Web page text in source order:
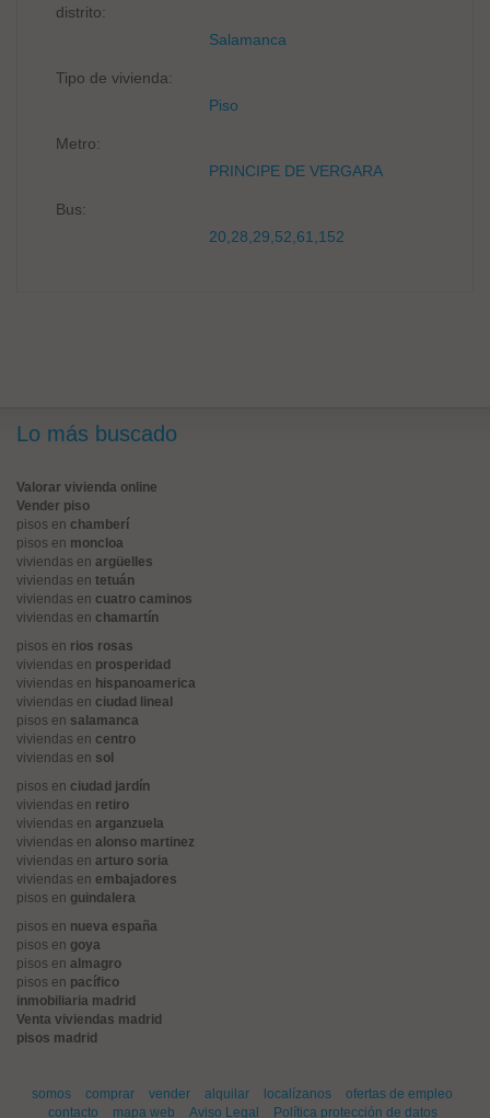
distrito:
Salamanca
Tipo de vivienda:
Piso
Metro:
PRINCIPE DE VERGARA
Bus:
20,28,29,52,61,152
Lo más buscado
Valorar vivienda online
Vender piso
pisos en chamberí
pisos en moncloa
viviendas en argüelles
viviendas en tetuán
viviendas en cuatro caminos
viviendas en chamartín
pisos en rios rosas
viviendas en prosperidad
viviendas en hispanoamerica
viviendas en ciudad lineal
pisos en salamanca
viviendas en centro
viviendas en sol
pisos en ciudad jardín
viviendas en retiro
viviendas en arganzuela
viviendas en alonso martinez
viviendas en arturo soria
viviendas en embajadores
pisos en guindalera
pisos en nueva españa
pisos en goya
pisos en almagro
pisos en pacífico
inmobiliaria madrid
Venta viviendas madrid
pisos madrid
somos comprar vender alquilar localízanos
ofertas de empleo
contacto
mapa web Aviso Legal Política protección de datos